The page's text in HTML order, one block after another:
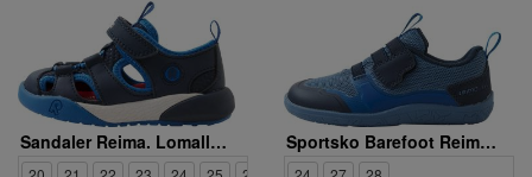
Sandaler Reima. Lomalla 5400086A 698A Sportsko Barefoot Reima.Tepastelu 5400141A 67A0